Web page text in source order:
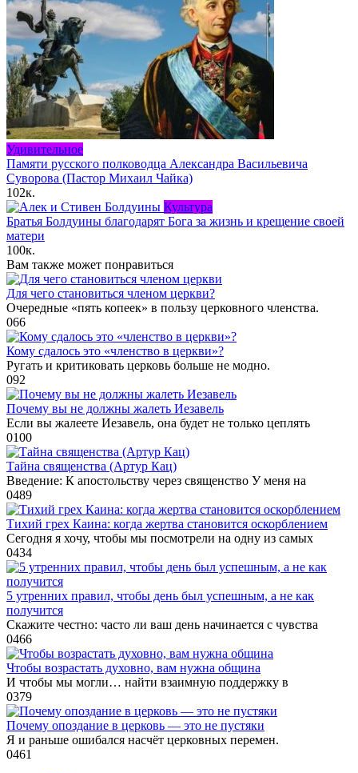
Удивительное
Памяти русского полководца Александра Васильевича
Суворова (Пастор Михаил Чайка)
102к.
Культура
Братья Болдуины благодарят Бога за жизнь и крещение своей
матери
100к.
Вам также может понравиться
Для чего становиться членом церкви?
Очередные «пять копеек» в пользу церковного членства.
066
Кому сдалось это «членство в церкви»?
Ругать и критиковать церковь больше не модно.
092
Почему вы не должны жалеть Иезавель
Если вы жалеете Иезавель, она будет не только цеплять
0100
Тайна священства (Артур Кац)
Введение: К апостольству через священство У меня на
0489
Тихий грех Каина: когда жертва становится оскорблением
Сегодня я хочу, чтобы мы посмотрели на одну из самых
0434
5 утренних правил, чтобы день был успешным, а не как
получится
Скажите честно: часто ли ваш день начинается с чувства
0466
Чтобы возрастать духовно, вам нужна община
И чтобы мы могли… найти взаимную поддержку в
0379
Почему опоздание в церковь — это не пустяки
Я и раньше ошибался насчёт церковных перемен.
0461